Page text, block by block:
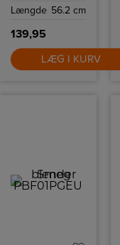
forlænges ved at
skinner
Længde 56.2 cm
139,95
LÆG I KURV